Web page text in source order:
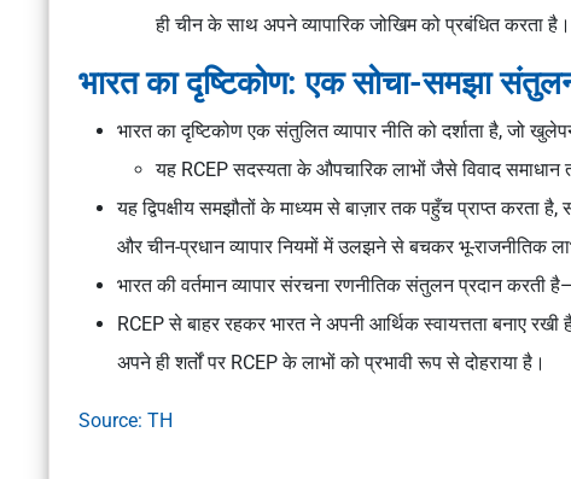
ही चीन के साथ अपने व्यापारिक जोखिम को प्रबंधित करता है।
भारत का दृष्टिकोण: एक सोचा-समझा
भारत का दृष्टिकोण एक संतुलित व्यापार नीति को दर्शाता है, जो
यह RCEP सदस्यता के औपचारिक लाभों जैसे विवाद
यह द्विपक्षीय समझौतों के माध्यम से बाज़ार तक पहुँच प्राप्त करता है,
और चीन-प्रधान व्यापार नियमों में उलझने से बचकर भू-राजनीतिक
भारत की वर्तमान व्यापार संरचना रणनीतिक संतुलन प्रदान करती
RCEP से बाहर रहकर भारत ने अपनी आर्थिक स्वायत्तता बनाए
अपने ही शर्तों पर RCEP के लाभों को प्रभावी रूप से दोहराया है।
Source: TH